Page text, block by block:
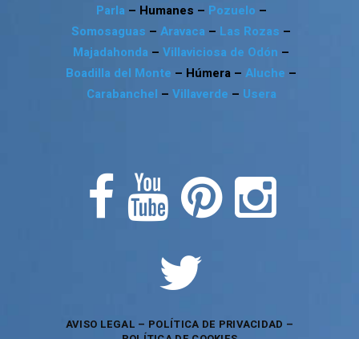
Parla – Humanes – Pozuelo –
Somosaguas – Aravaca – Las Rozas –
Majadahonda – Villaviciosa de Odón –
Boadilla del Monte – Húmera – Aluche –
Carabanchel – Villaverde – Usera
AVISO LEGAL – POLÍTICA DE PRIVACIDAD –